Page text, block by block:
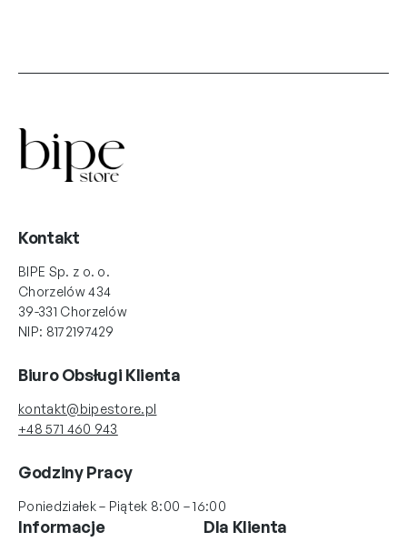
Kontakt
BIPE Sp. z o. o.
Chorzelów 434
39-331 Chorzelów
NIP: 8172197429
Biuro Obsługi Klienta
kontakt@bipestore.pl
+48 571 460 943
Godziny Pracy
Poniedziałek – Piątek 8:00 – 16:00
Informacje Dla Klienta